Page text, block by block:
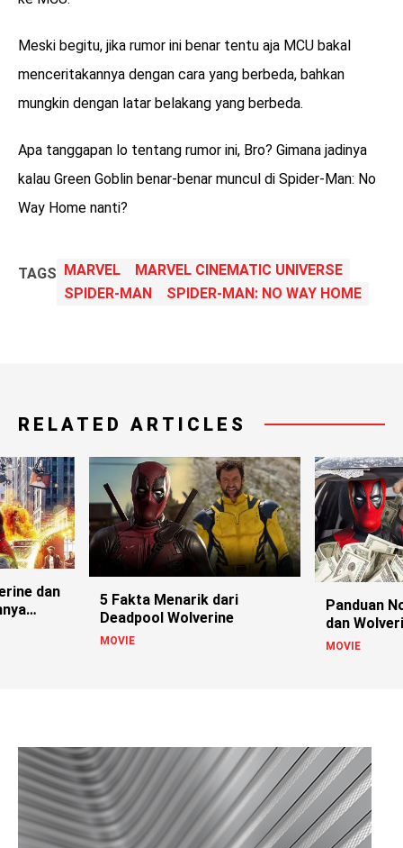
Meski begitu, jika rumor ini benar tentu aja MCU bakal
menceritakannya dengan cara yang berbeda, bahkan
mungkin dengan latar belakang yang berbeda.
Apa tanggapan lo tentang rumor ini, Bro? Gimana jadinya
kalau Green Goblin benar-benar muncul di Spider-Man: No
Way Home nanti?
TAGS MARVEL
MARVEL CINEMATIC UNIVERSE
SPIDER-MAN
SPIDER-MAN: NO WAY HOME
RELATED ARTICLES
dan
5 Fakta Menarik dari
Deadpool Wolverine
MOVIE
Panduan
dan
Belum
MOVIE